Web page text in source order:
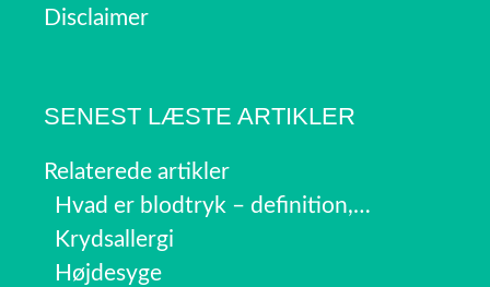
Disclaimer
SENEST LÆSTE ARTIKLER
Relaterede artikler
Hvad er blodtryk – definition,…
Krydsallergi
Højdesyge